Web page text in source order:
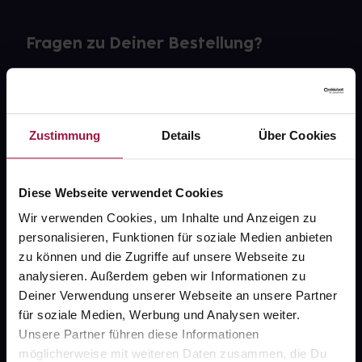
Zustimmung Details Über Cookies
Diese Webseite verwendet Cookies
Wir verwenden Cookies, um Inhalte und Anzeigen zu
personalisieren, Funktionen für soziale Medien anbieten
zu können und die Zugriffe auf unsere Webseite zu
analysieren. Außerdem geben wir Informationen zu
Deiner Verwendung unserer Webseite an unsere Partner
für soziale Medien, Werbung und Analysen weiter.
Unsere Partner führen diese Informationen
möglicherweise mit weiteren Daten zusammen, die Du
Fragen zu Deiner Bestellung?
gesund.de
Über uns
Karriere
Newsletter